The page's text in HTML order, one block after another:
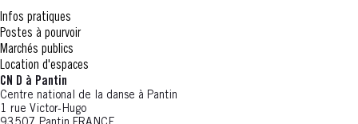
Infos pratiques
Postes à pourvoir
Marchés publics
Location d'espaces
CN D à Pantin
Centre national de la danse à Pantin
1 rue Victor-Hugo